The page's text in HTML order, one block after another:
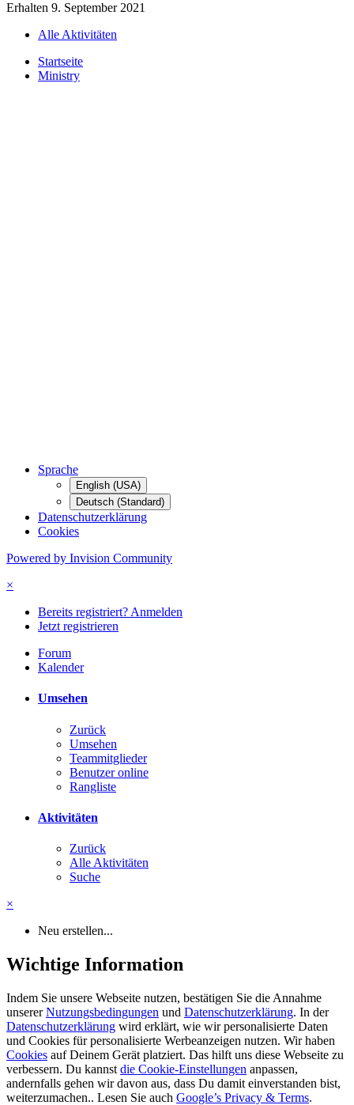
Erhalten 9. September 2021
Alle Aktivitäten
Startseite
Ministry
Sprache
English (USA)
Deutsch (Standard)
Datenschutzerklärung
Cookies
Powered by Invision Community
×
Bereits registriert? Anmelden
Jetzt registrieren
Forum
Kalender
Umsehen
Zurück
Umsehen
Teammitglieder
Benutzer online
Rangliste
Aktivitäten
Zurück
Alle Aktivitäten
Suche
×
Neu erstellen...
Wichtige Information
Indem Sie unsere Webseite nutzen, bestätigen Sie die Annahme
unsererNutzungsbedingungen und Datenschutzerklärung. In der
Datenschutzerklärung wird erklärt, wie wir personalisierte Daten
und Cookies für personalisierte Werbeanzeigen nutzen. Wir haben
Cookies auf Deinem Gerät platziert. Das hilft uns diese Webseite zu
verbessern. Du kannst die Cookie-Einstellungen anpassen,
andernfalls gehen wir davon aus, dass Du damit einverstanden bist,
weiterzumachen.. Lesen Sie auch Google’s Privacy & Terms.